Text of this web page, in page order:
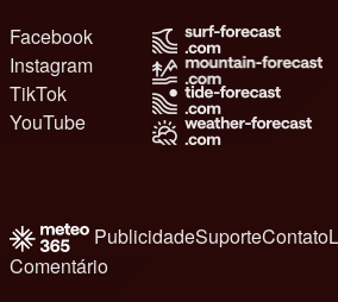
Facebook
Instagram
TikTok
YouTube
PublicidadeSuporteContato
Comentário